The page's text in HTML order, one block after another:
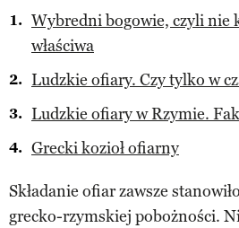
Wybredni bogowie, czyli nie
właściwa
Ludzkie ofiary. Czy tylko w
Ludzkie ofiary w Rzymie.
Grecki kozioł ofiarny
Składanie ofiar zawsze stanowiło
grecko-rzymskiej pobożności.